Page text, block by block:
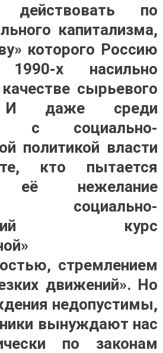
действовать по
капитализма,
которого Россию
х насильно
сырьевого
И даже среди
с социально-
политикой власти
кто пытается
её нежелание
социально-
курс
стремлением
движений». Но
недопустимы,
вынуждают нас
по законам